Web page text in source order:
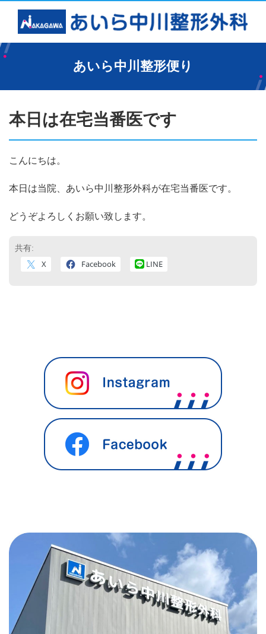
あいら中川整形便り
本日は在宅当番医です
こんにちは。
本日は当院、あいら中川整形外科が在宅当番医です。
どうぞよろしくお願い致します。
共有:
X Facebook LINE